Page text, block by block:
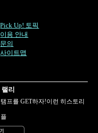
Pick Up! 토픽
이용 안내
문의
사이트맵
리
프를 GET하자!이런 히스토리